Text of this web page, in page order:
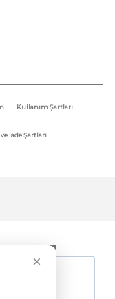
Kullanım Şartları
İade Şartları
×